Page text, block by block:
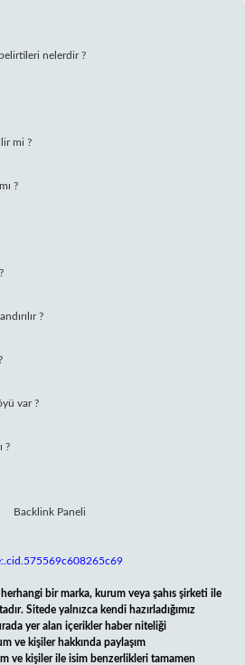
nelerdir ?
mi ?
?
?
var ?
?
bir marka, kurum veya şahıs şirketi ile
Sitede yalnızca kendi hazırladığımız
yer alan içerikler haber niteliği
ve kişiler hakkında paylaşım
ve kişiler ile isim benzerlikleri tamamen